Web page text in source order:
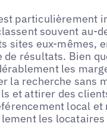
particulièrement
souvent au-
sites eux-mêmes,
de résultats. Bien
les
la recherche sans
et attirer des
local
les